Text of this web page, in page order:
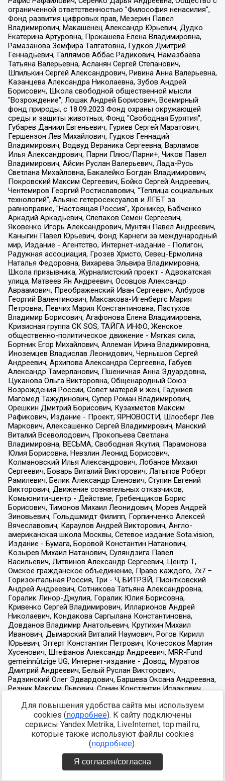
Для повышения удобства сайта мы используем
cookies (подробнее). К сайту подключены
сервисы Yandex.Metrika, LiveInternet, top.mail.ru,
которые также используют файлы cookies
(подробнее).
Я согласен/согласна